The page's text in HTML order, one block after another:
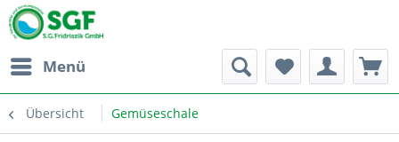
Menü
Übersicht Gemüseschale